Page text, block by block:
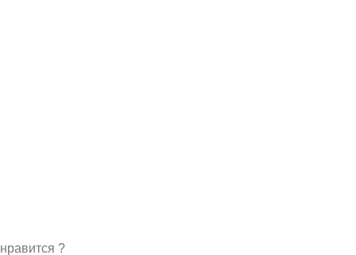
нравится ?